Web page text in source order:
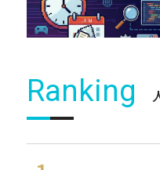
Ranking